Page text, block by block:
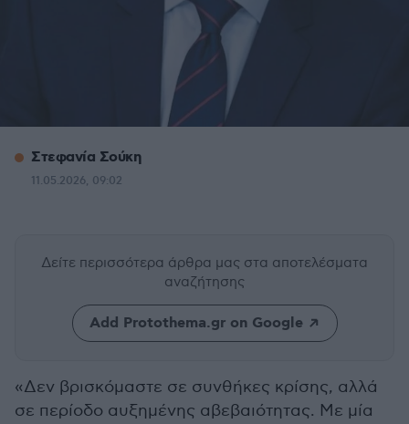
Στεφανία Σούκη
11.05.2026, 09:02
Δείτε περισσότερα άρθρα μας στα αποτελέσματα
αναζήτησης
Add Protothema.gr on Google
«Δεν βρισκόμαστε σε συνθήκες κρίσης, αλλά
σε περίοδο αυξημένης αβεβαιότητας. Με μία